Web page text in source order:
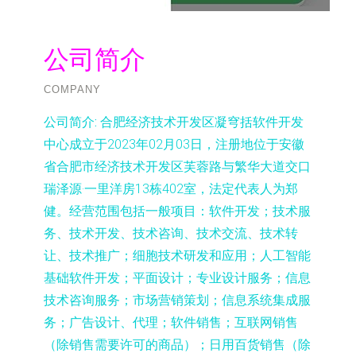
公司简介
COMPANY
公司简介: 合肥经济技术开发区凝穹括软件开发
中心成立于2023年02月03日，注册地位于安徽
省合肥市经济技术开发区芙蓉路与繁华大道交口
瑞泽源·一里洋房13栋402室，法定代表人为郑
健。经营范围包括一般项目：软件开发；技术服
务、技术开发、技术咨询、技术交流、技术转
让、技术推广；细胞技术研发和应用；人工智能
基础软件开发；平面设计；专业设计服务；信息
技术咨询服务；市场营销策划；信息系统集成服
务；广告设计、代理；软件销售；互联网销售
（除销售需要许可的商品）；日用百货销售（除